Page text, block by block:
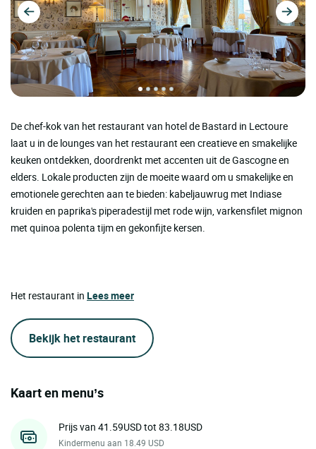
De chef-kok van het restaurant van hotel de Bastard in Lectoure
laat u in de lounges van het restaurant een creatieve en smakelijke
keuken ontdekken, doordrenkt met accenten uit de Gascogne en
elders. Lokale producten zijn de moeite waard om u smakelijke en
emotionele gerechten aan te bieden: kabeljauwrug met Indiase
kruiden en paprika's piperadestijl met rode wijn, varkensfilet mignon
met quinoa polenta tijm en gekonfijte kersen.
Het restaurant in Lees meer
Bekijk het restaurant
Kaart en menu’s
Prijs van 41.59USD tot 83.18USD
Kindermenu aan 18.49 USD